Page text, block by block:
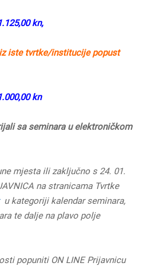
kn,
iste tvrtke/institucije popust
kn
sa seminara u elektroničkom
mjesta ili zaključno s 24. 01.
na stranicama Tvrtke
u kategoriji kalendar seminara,
te dalje na plavo polje
popuniti ON LINE Prijavnicu